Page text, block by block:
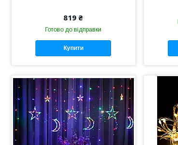
819 ₴
Готово до відправки
Купити